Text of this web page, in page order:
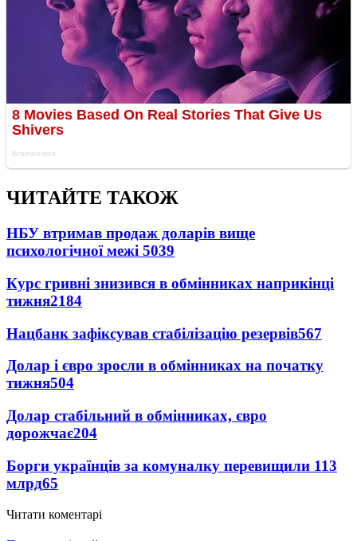
ЧИТАЙТЕ ТАКОЖ
НБУ втримав продаж доларів вище
психологічної межі 5039
Курс гривні знизився в обмінниках наприкінці
тижня2184
Нацбанк зафіксував стабілізацію резервів567
Долар і євро зросли в обмінниках на початку
тижня504
Долар стабільний в обмінниках, євро
дорожчає204
Борги українців за комуналку перевищили 113
млрд65
Читати коментарі